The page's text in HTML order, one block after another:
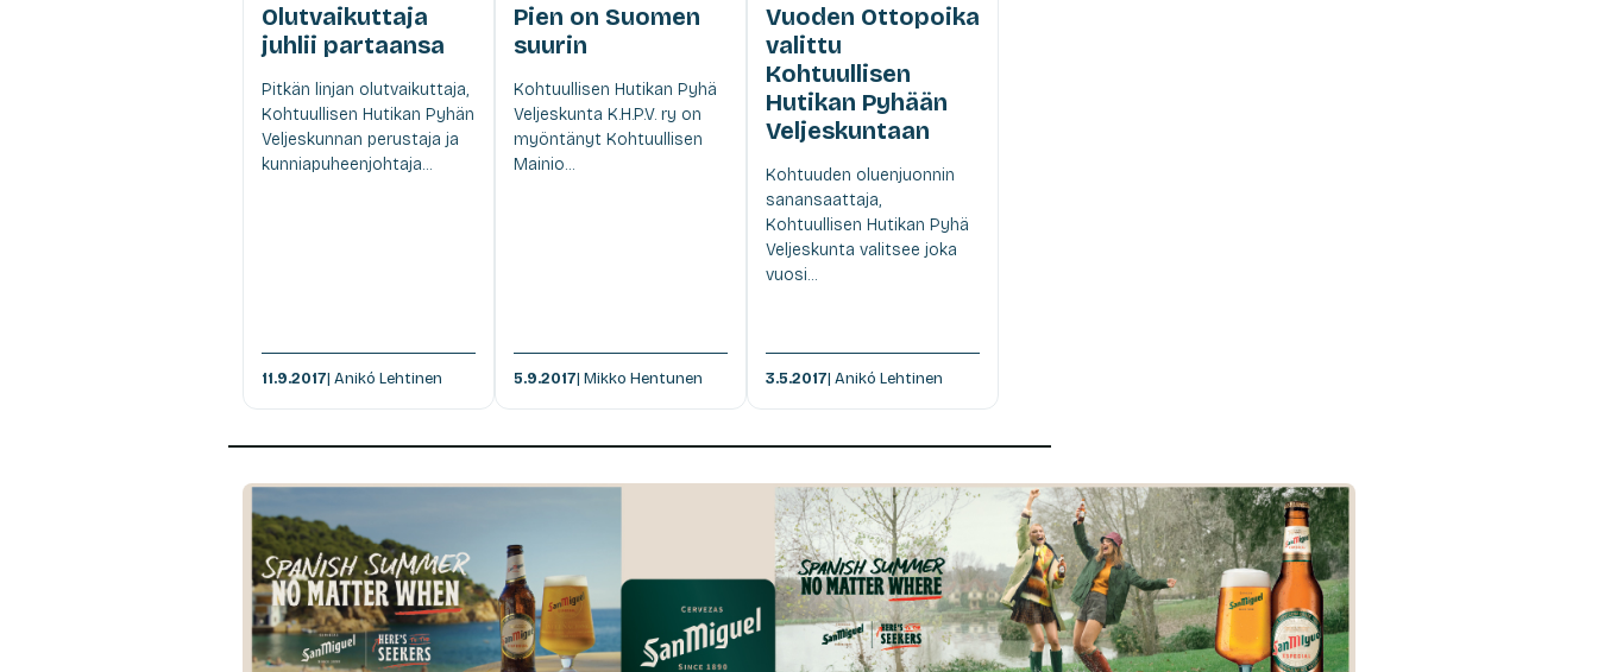
Olutvaikuttaja
juhlii partaansa
Pitkän linjan olutvaikuttaja,
Kohtuullisen Hutikan Pyhän
Veljeskunnan perustaja ja
kunniapuheenjohtaja...
11.9.2017| Anikó Lehtinen
Pien on Suomen
suurin
Kohtuullisen Hutikan Pyhä
Veljeskunta K.H.P.V. ry on
myöntänyt Kohtuullisen
Mainio...
5.9.2017| Mikko Hentunen
Vuoden Ottopoika
valittu
Kohtuullisen
Hutikan Pyhään
Veljeskuntaan
Kohtuuden oluenjuonnin
sanansaattaja,
Kohtuullisen Hutikan Pyhä
Veljeskunta valitsee joka
vuosi...
3.5.2017| Anikó Lehtinen